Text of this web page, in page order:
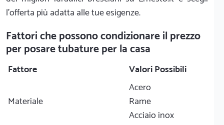
l'offerta più adatta alle tue esigenze.
Fattori che possono condizionare il prezzo
per posare tubature per la casa
Fattore Valori Possibili
Materiale
Acero
Rame
Acciaio inox